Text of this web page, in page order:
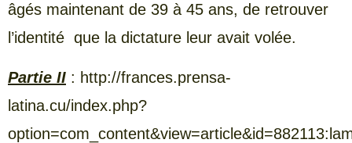
âgés maintenant de 39 à 45 ans, de retrouver
l’identité que la dictature leur avait volée.
Partie II : http://frances.prensa-
latina.cu/index.php?